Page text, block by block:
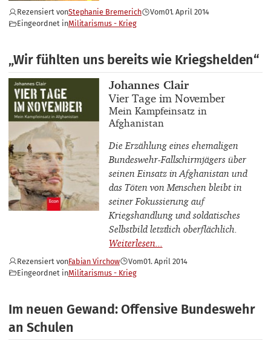
Rezensiert vonStephanie Bremerich Vom01. April 2014
Eingeordnet inMilitarismus - Krieg
„Wir fühlten uns bereits wie Kriegshelden“
Buchautor_innen
Johannes Clair
Buchtitel
Vier Tage im November
Buchuntertitel
Mein Kampfeinsatz in
Afghanistan
Die Erzählung eines ehemaligen
Bundeswehr-Fallschirmjägers über
seinen Einsatz in Afghanistan und
das Töten von Menschen bleibt in
seiner Fokussierung auf
Kriegshandlung und soldatisches
Selbstbild letztlich oberflächlich.
Rezensiert vonFabian Virchow Vom01. April 2014
Eingeordnet inMilitarismus - Krieg
Im neuen Gewand: Offensive Bundeswehr
an Schulen